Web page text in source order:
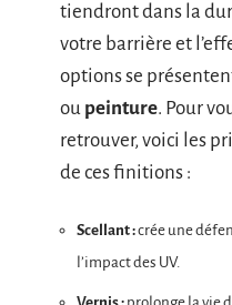
tiendront dans la
votre barrière et
options se
ou peinture. Pour
retrouver, voici les
de ces finitions :
Scellant :crée une
l’impact des UV.